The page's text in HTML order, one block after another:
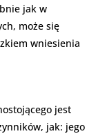
jak w
może się
wniesienia
jest
jak: jego